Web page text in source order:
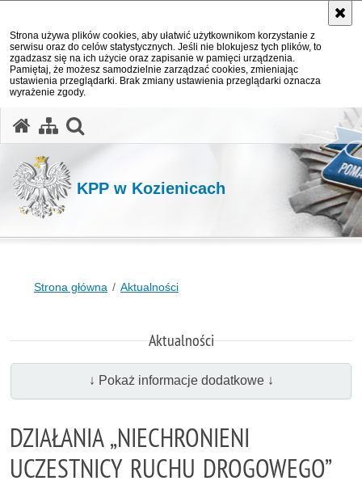
Strona używa plików cookies, aby ułatwić użytkownikom korzystanie z
serwisu oraz do celów statystycznych. Jeśli nie blokujesz tych plików, to
zgadzasz się na ich użycie oraz zapisanie w pamięci urządzenia.
Pamiętaj, że możesz samodzielnie zarządzać cookies, zmieniając
ustawienia przeglądarki. Brak zmiany ustawienia przeglądarki oznacza
wyrażenie zgody.
KPP w Kozienicach
Strona główna Aktualności
Aktualności
↓ Pokaż informacje dodatkowe ↓
DZIAŁANIA „NIECHRONIENI
UCZESTNICY RUCHU DROGOWEGO”